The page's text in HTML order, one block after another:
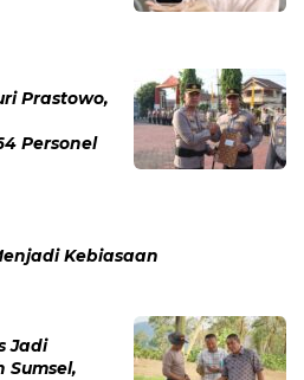
Prastowo,
Personel
Kebiasaan
Jadi
Sumsel,